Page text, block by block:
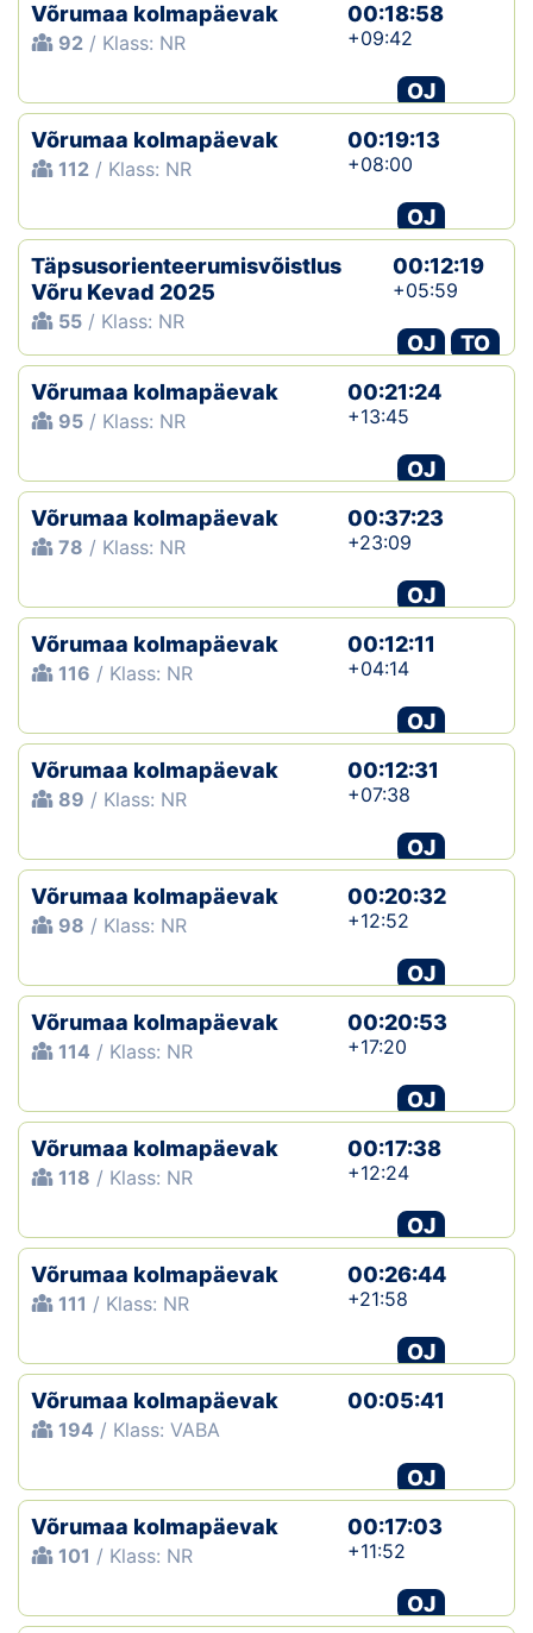
Võrumaa kolmapäevak
92 / Klass: NR
00:18:58
+09:42
OJ
Võrumaa kolmapäevak
112 / Klass: NR
00:19:13
+08:00
OJ
Täpsusorienteerumisvõistlus
Võru Kevad 2025
55 / Klass: NR
00:12:19
+05:59
OJ
TO
Võrumaa kolmapäevak
95 / Klass: NR
00:21:24
+13:45
OJ
Võrumaa kolmapäevak
78 / Klass: NR
00:37:23
+23:09
OJ
Võrumaa kolmapäevak
116 / Klass: NR
00:12:11
+04:14
OJ
Võrumaa kolmapäevak
89 / Klass: NR
00:12:31
+07:38
OJ
Võrumaa kolmapäevak
98 / Klass: NR
00:20:32
+12:52
OJ
Võrumaa kolmapäevak
114 / Klass: NR
00:20:53
+17:20
OJ
Võrumaa kolmapäevak
118 / Klass: NR
00:17:38
+12:24
OJ
Võrumaa kolmapäevak
111 / Klass: NR
00:26:44
+21:58
OJ
Võrumaa kolmapäevak
194 / Klass: VABA
00:05:41
OJ
Võrumaa kolmapäevak
101 / Klass: NR
00:17:03
+11:52
OJ